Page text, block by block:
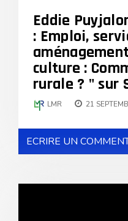
Eddie
: Emploi,
culture :
rurale ? " sur
LMR 21
ECRIRE UN